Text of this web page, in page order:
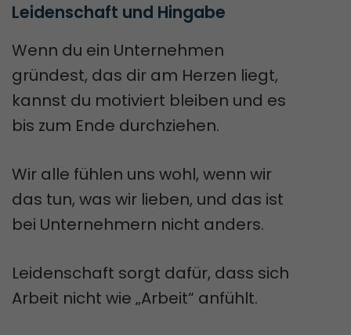
Leidenschaft und Hingabe
Wenn du ein Unternehmen
gründest, das dir am Herzen liegt,
kannst du motiviert bleiben und es
bis zum Ende durchziehen.
Wir alle fühlen uns wohl, wenn wir
das tun, was wir lieben, und das ist
bei Unternehmern nicht anders.
Leidenschaft sorgt dafür, dass sich
Arbeit nicht wie „Arbeit“ anfühlt.